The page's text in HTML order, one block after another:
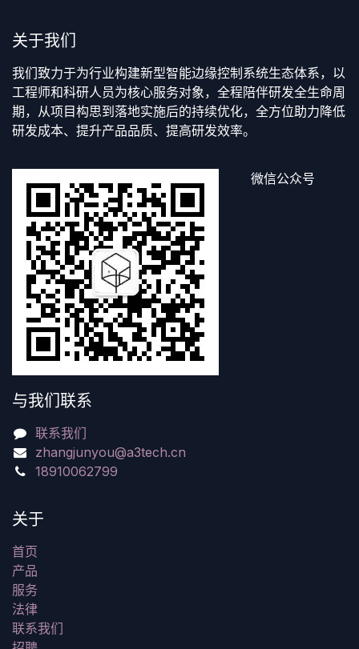
关于我们
我们致力于为行业构建新型智能边缘控制系统生态体系，以
工程师和科研人员为核心服务对象，全程陪伴研发全生命周
期，从项目构思到落地实施后的持续优化，全方位助力降低
研发成本、提升产品品质、提高研发效率。
微信公众号
与我们联系
联系我们
zhangjunyou@a3tech.cn
18910062799
关于
首页
产品
服务
法律
联系我们